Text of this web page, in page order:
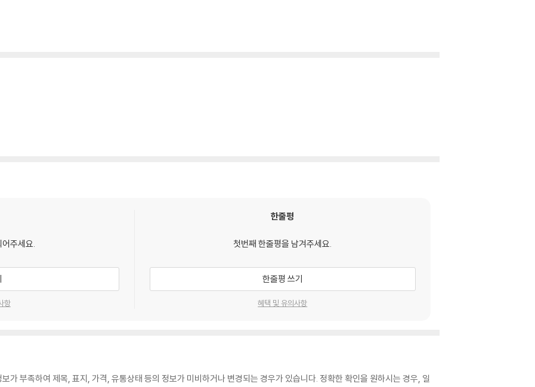
주세요.
항
한줄평
첫번째 한줄평을 남겨주세요.
한줄평 쓰기
혜택 및 유의사항
가 부족하여 제목, 표지, 가격, 유통상태 등의 정보가 미비하거나 변경되는 경우가 있습니다. 정확한 확인을 원하시는 경우, 일